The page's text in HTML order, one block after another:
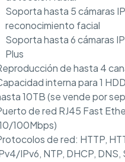
Soporta hasta 5 cámaras
reconocimiento facial
Soporta hasta 6 cámaras
Plus
de hasta 4
interna para 1
10TB (se vende por
de red RJ45 Fast
100Mbps)
de red: HTTP,
IPv6, NTP, DHCP, DNS,